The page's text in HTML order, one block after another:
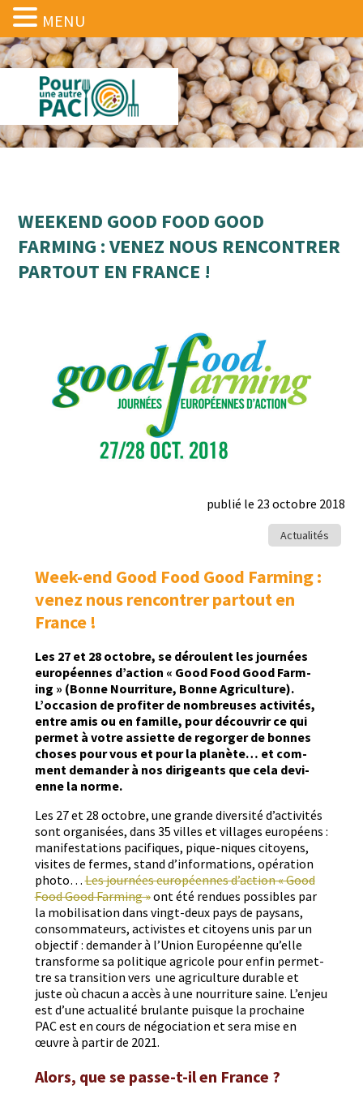
WEEKEND GOOD FOOD GOOD
FARMING : VENEZ NOUS RENCONTRER
PARTOUT EN FRANCE !
publié le 23 octobre 2018
Actualités
Week-end Good Food Good Farming :
venez nous rencontrer partout en
France !
Les 27 et 28 octo­bre, se déroulent les journées
européennes d’action « Good Food Good Farm­
ing » (Bonne Nour­ri­t­ure, Bonne Agri­cul­ture).
L’occasion de prof­iter de nom­breuses activ­ités,
entre amis ou en famille, pour décou­vrir ce qui
per­met à votre assi­ette de regorg­er de bonnes
choses pour vous et pour la planète… et com­
ment deman­der à nos dirigeants que cela devi­
enne la norme.
Les 27 et 28 octo­bre, une grande diver­sité d’activités
sont organ­isées, dans 35 villes et vil­lages européens :
man­i­fes­ta­tions paci­fiques, pique-niques citoyens,
vis­ites de fer­mes, stand d’informations, opéra­tion
pho­to…Les journées européennes d’action « Good
Food Good Farm­ing »ont été ren­dues pos­si­bles par
la mobil­i­sa­tion dans vingt-deux pays de paysans,
con­som­ma­teurs, activistes et citoyens unis par un
objec­tif : deman­der à l’Union Européenne qu’elle
trans­forme sa poli­tique agri­cole pour enfin per­me­t­
tre sa tran­si­tion vers une agri­cul­ture durable et
juste où cha­cun a accès à une nour­ri­t­ure saine. L’enjeu
est d’une actu­al­ité bru­lante puisque la prochaine
PAC est en cours de négo­ci­a­tion et sera mise en
œuvre à par­tir de 2021.
Alors, que se passe-t-il en France ?
MENU